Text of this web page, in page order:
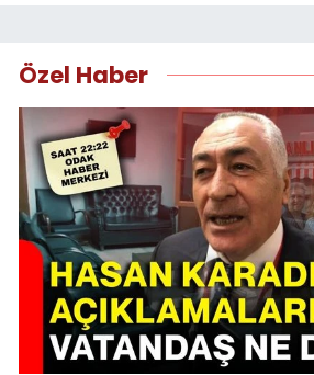
Özel Haber